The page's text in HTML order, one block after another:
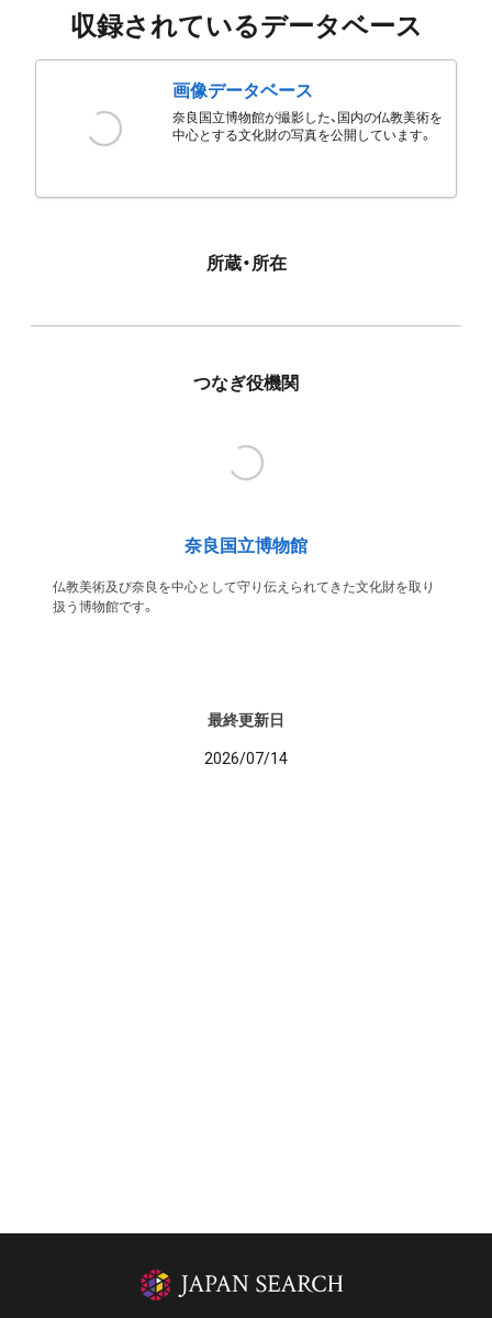
収録されているデータベース
画像データベース
奈良国立博物館が撮影した、国内の仏教美術を
中心とする文化財の写真を公開しています。
所蔵・所在
つなぎ役機関
奈良国立博物館
仏教美術及び奈良を中心として守り伝えられてきた文化財を取り
扱う博物館です。
最終更新日
2026/07/14